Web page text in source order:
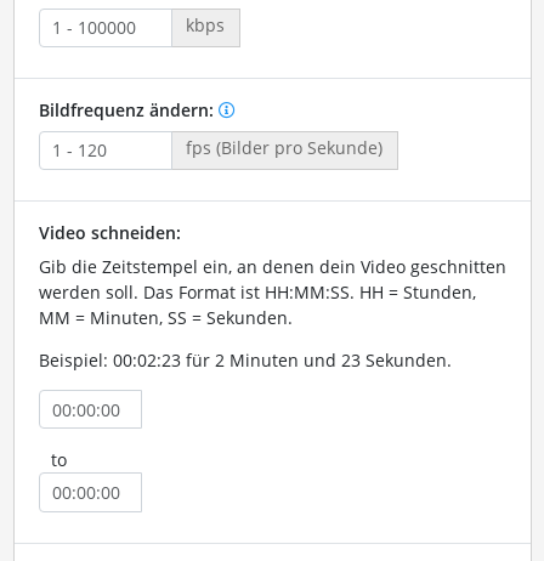
kbps
Bildfrequenz ändern:
fps (Bilder pro Sekunde)
Video schneiden:
Gib die Zeitstempel ein, an denen dein Video geschnitten
werden soll. Das Format ist HH:MM:SS. HH = Stunden,
MM = Minuten, SS = Sekunden.
Beispiel: 00:02:23 für 2 Minuten und 23 Sekunden.
to